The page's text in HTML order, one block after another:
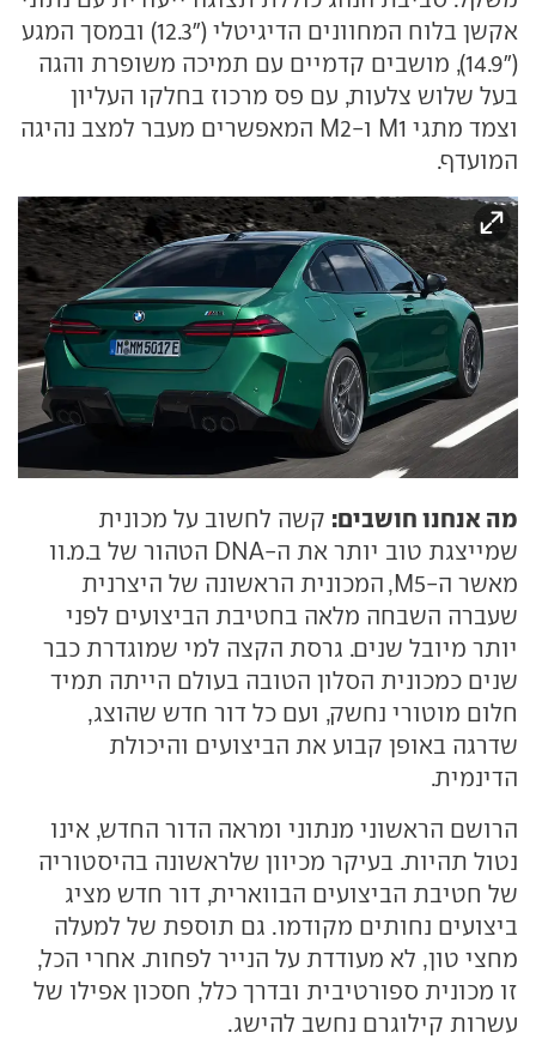
אקשן בלוח המחוונים הדיגיטלי ("12.3) ובמסך המגע
("14.9), מושבים קדמיים עם תמיכה משופרת והגה
בעל שלוש צלעות, עם פס מרכוז בחלקו העליון
וצמד מתגי M1 ו-M2 המאפשרים מעבר למצב נהיגה
המועדף.
מה אנחנו חושבים: קשה לחשוב על מכונית
שמייצגת טוב יותר את ה-DNA הטהור של ב.מ.וו
מאשר ה-M5, המכונית הראשונה של היצרנית
שעברה השבחה מלאה בחטיבת הביצועים לפני
יותר מיובל שנים. גרסת הקצה למי שמוגדרת כבר
שנים כמכונית הסלון הטובה בעולם הייתה תמיד
חלום מוטורי נחשק, ועם כל דור חדש שהוצג,
שדרגה באופן קבוע את הביצועים והיכולת
הדינמית.
הרושם הראשוני מנתוני ומראה הדור החדש, אינו
נטול תהיות. בעיקר מכיוון שלראשונה בהיסטוריה
של חטיבת הביצועים הבווארית, דור חדש מציג
ביצועים נחותים מקודמו. גם תוספת של למעלה
מחצי טון, לא מעודדת על הנייר לפחות. אחרי הכל,
זו מכונית ספורטיבית ובדרך כלל, חסכון אפילו של
עשרות קילוגרם נחשב להישג.